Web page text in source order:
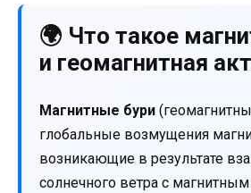
🌍 Что такое
и геомагнитная
Магнитные бури
глобальные возмущения
возникающие в результате
солнечного ветра с